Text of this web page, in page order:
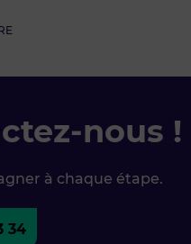
nous !
à chaque étape.
34